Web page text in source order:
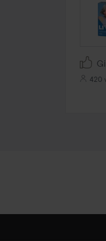
420